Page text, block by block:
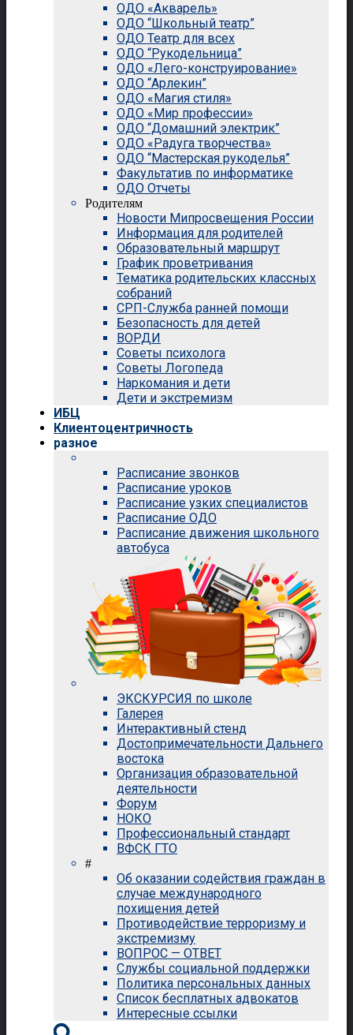
ОДО «Акварель»
ОДО “Школьный театр”
ОДО Театр для всех
ОДО “Рукодельница”
ОДО «Лего-конструирование»
ОДО “Арлекин”
ОДО «Магия стиля»
ОДО «Мир профессии»
ОДО “Домашний электрик”
ОДО «Радуга творчества»
ОДО “Мастерская рукоделья”
Факультатив по информатике
ОДО Отчеты
Родителям
Новости Мипросвещения России
Информация для родителей
Образовательный маршрут
График проветривания
Тематика родительских классных
собраний
СРП-Служба ранней помощи
Безопасность для детей
ВОРДИ
Советы психолога
Советы Логопеда
Наркомания и дети
Дети и экстремизм
ИБЦ
Клиентоцентричность
разное
Расписание звонков
Расписание уроков
Расписание узких специалистов
Расписание ОДО
Расписание движения школьного
автобуса
ЭКСКУРСИЯ по школе
Галерея
Интерактивный стенд
Достопримечательности Дальнего
востока
Организация образовательной
деятельности
Форум
НОКО
Профессиональный стандарт
ВФСК ГТО
#
Об оказании содействия граждан в
случае международного
похищения детей
Противодействие терроризму и
экстремизму
ВОПРОС — ОТВЕТ
Службы социальной поддержки
Политика персональных данных
Список бесплатных адвокатов
Интересные ссылки